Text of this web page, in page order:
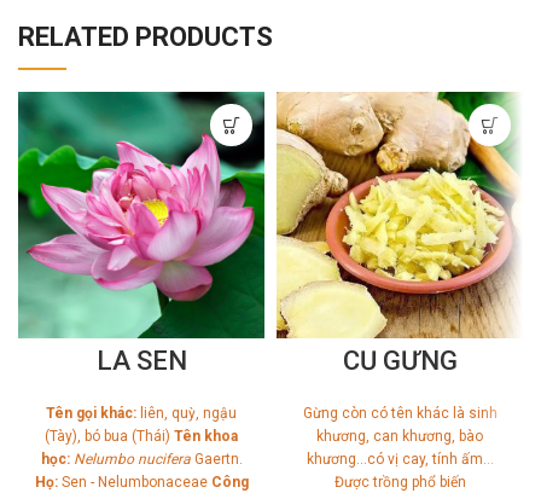
RELATED PRODUCTS
LÁ SEN
Tên gọi khác: liên, quỳ, ngậu
(Tày), bó bua (Thái) Tên khoa
học: Nelumbo nuciferaGaertn.
Họ:Sen - Nelumbonaceae Công
CỦ GỪNG
Gừng còn có tên khác là sinh
khương, can khương, bào
khương…có vị cay, tính ấm…
Được trồng phổ biến